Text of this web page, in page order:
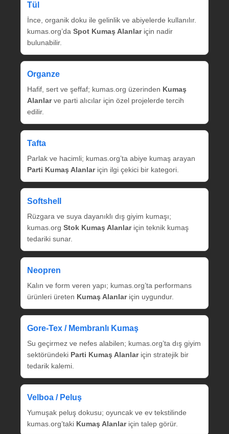
Tül
İnce, organik doku ile gelinlik ve abiyelerde kullanılır.
kumas.org’da Spot Kumaş Alanlariçin nadir
bulunabilir.
Organze
Hafif, sert ve şeffaf; kumas.org üzerinden Kumaş
Alanlarve parti alıcılar için özel projelerde tercih
edilir.
Tafta
Parlak ve hacimli; kumas.org’ta abiye kumaş arayan
Parti Kumaş Alanlariçin ilgi çekici bir kategori.
Softshell
Rüzgara ve suya dayanıklı dış giyim kumaşı;
kumas.org Stok Kumaş Alanlariçin teknik kumaş
tedariki sunar.
Neopren
Kalın ve form veren yapı; kumas.org’ta performans
ürünleri üreten Kumaş Alanlariçin uygundur.
Gore‑Tex / Membranlı Kumaş
Su geçirmez ve nefes alabilen; kumas.org’ta dış giyim
sektöründeki Parti Kumaş Alanlariçin stratejik bir
tedarik kalemi.
Velboa / Peluş
Yumuşak peluş dokusu; oyuncak ve ev tekstilinde
kumas.org’taki Kumaş Alanlariçin talep görür.